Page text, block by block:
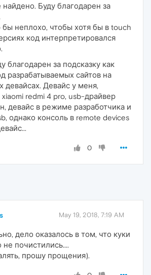
Буду благодарен за
неплохо, чтобы хотя бы в touch
код интерпретировался
благодарен за подсказку как
разрабатываемых сайтов на
девайсах. Девайс у меня,
redmi 4 pro, usb-драйвер
девайс в режиме разработчика и
однако консоль в remote devices
0
May 19, 2018, 7:19 AM
дело оказалось в том, что куки
почистились....
прошу прощения).